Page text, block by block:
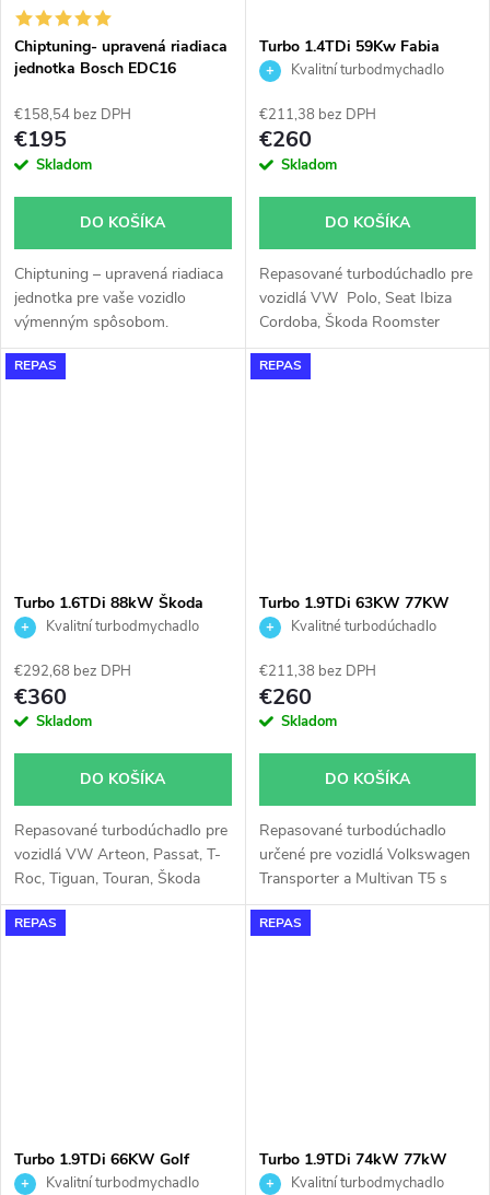
Chiptuning- upravená riadiaca
jednotka Bosch EDC16
€158,54 bez DPH
€195
Skladom
DO KOŠÍKA
Chiptuning – upravená riadiaca
jednotka pre vaše vozidlo
výmenným spôsobom.
Turbo 1.4TDi 59Kw Fabia
Ibiza Cordoba Polo Roomster
Kvalitní turbodmychadlo
€211,38 bez DPH
€260
Skladom
DO KOŠÍKA
Repasované turbodúchadlo pre
vozidlá VW Polo, Seat Ibiza
Cordoba, Škoda Roomster
Fabia s motory 1.4TDi 59Kw
REPAS
Turbo 1.6TDi 88kW Škoda
Superb VW Passat KKK
Kvalitní turbodmychadlo
€292,68 bez DPH
€360
Skladom
DO KOŠÍKA
Repasované turbodúchadlo pre
vozidlá VW Arteon, Passat, T-
Roc, Tiguan, Touran, Škoda
Superb, Kodiaq, Karoq, Audi
Q2, Q3, Seat Ateca, Tarraco
REPAS
Turbo 1.9TDi 63KW 77KW
AXB AXC Transporter
54399700020
Kvalitné turbodúchadlo
€211,38 bez DPH
€260
Skladom
DO KOŠÍKA
Repasované turbodúchadlo
určené pre vozidlá Volkswagen
Transporter a Multivan T5 s
motormi 1.9TDi 63KW a 77KW
s kódmi AXB a AXC.
REPAS
Turbo 1.9TDi 66KW Golf
Sharan Alhambra 1Z ANU
Kvalitní turbodmychadlo
REPAS
Turbo 1.9TDi 74kW 77kW
AXR BSW KKK 54399700019
Kvalitní turbodmychadlo